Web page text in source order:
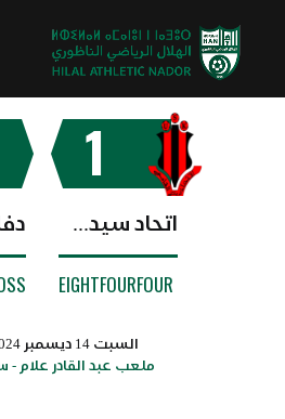
1
اتحاد سيدي قاسم
EIGHTFOURFOUR
السبت 14 ديسمبر 2024 | 15:00
ملعب عبد القادر علام